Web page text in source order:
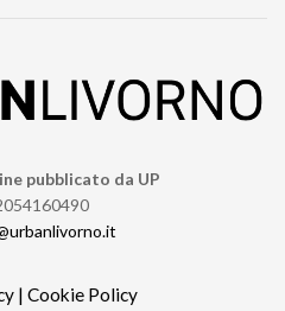
pubblicato da UP
| Cookie Policy